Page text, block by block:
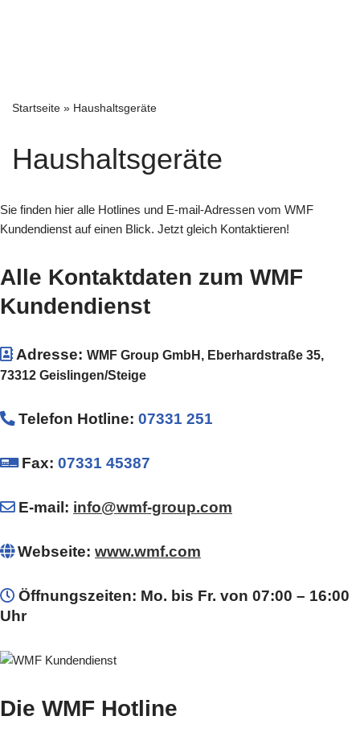
Startseite » Haushaltsgeräte
Haushaltsgeräte
Sie finden hier alle Hotlines und E-mail-Adressen vom WMF
Kundendienst auf einen Blick. Jetzt gleich Kontaktieren!
Alle Kontaktdaten zum WMF
Kundendienst
Adresse: WMF Group GmbH, Eberhardstraße 35,
73312 Geislingen/Steige
Telefon Hotline: 07331 251
Fax: 07331 45387
E-mail: info@wmf-group.com
Webseite: www.wmf.com
Öffnungszeiten: Mo. bis Fr. von 07:00 – 16:00
Uhr
Die WMF Hotline